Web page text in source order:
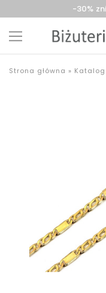
-30%
Szyszka
z
Strona główna » Katalog